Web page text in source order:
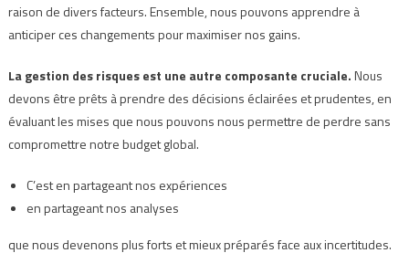
raison de divers facteurs. Ensemble, nous pouvons apprendre à
anticiper ces changements pour maximiser nos gains.
La gestion des risques est une autre composante cruciale.Nous
devons être prêts à prendre des décisions éclairées et prudentes, en
évaluant les mises que nous pouvons nous permettre de perdre sans
compromettre notre budget global.
C’est en partageant nos expériences
en partageant nos analyses
que nous devenons plus forts et mieux préparés face aux incertitudes.